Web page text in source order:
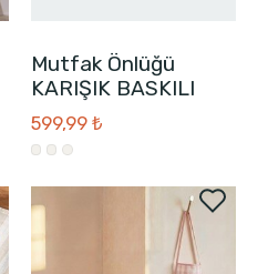
Mutfak Önlüğü
KARIŞIK BASKILI
599,99 ₺